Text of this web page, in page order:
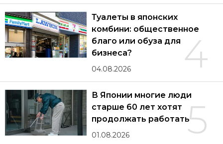
4
Туалеты в японских
комбини: общественное
благо или обуза для
бизнеса?
04.08.2026
5
В Японии многие люди
старше 60 лет хотят
продолжать работать
01.08.2026